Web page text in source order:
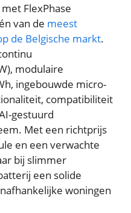
FlexPhase
van de meest
de Belgische markt.
modulaire
ingebouwde micro-
compatibiliteit
gestuurd
Met een richtprijs
en een verwachte
bij slimmer
een solide
woningen